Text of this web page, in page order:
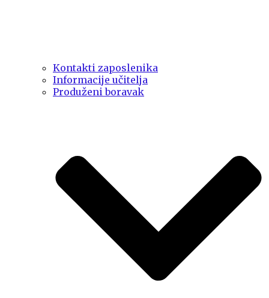
Kontakti zaposlenika
Informacije učitelja
Produženi boravak